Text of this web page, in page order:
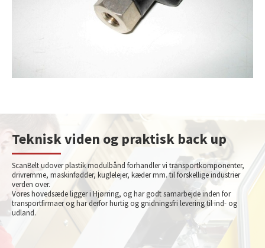
Teknisk viden og praktisk back up
ScanBelt udover plastik modulbånd forhandler vi transportkomponenter,
drivremme, maskinfødder, kuglelejer, kæder mm. til forskellige industrier
verden over.
Vores hovedsæde ligger i Hjørring, og har godt samarbejde inden for
transportfirmaer og har derfor hurtig og gnidningsfri levering til ind- og
udland.